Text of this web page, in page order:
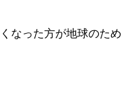
なった方が地球のため